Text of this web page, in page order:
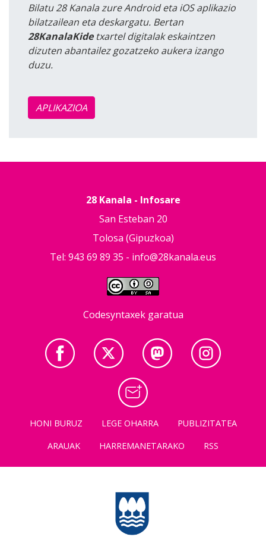
Bilatu 28 Kanala zure Android eta iOS aplikazio
bilatzailean eta deskargatu. Bertan
28KanalaKidetxartel digitalak eskaintzen
dizuten abantailez gozatzeko aukera izango
duzu.
APLIKAZIOA
28 Kanala - Infosare
San Esteban 20
Tolosa (Gipuzkoa)
Tel: 943 69 89 35 - info@28kanala.eus
Codesyntaxek garatua
HONI BURUZ LEGE OHARRA
PUBLIZITATEA
ARAUAK
HARREMANETARAKO RSS